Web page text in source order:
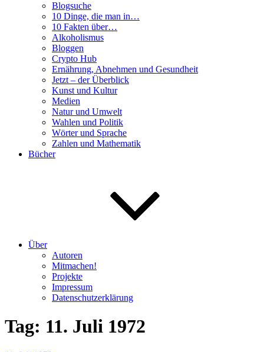
Blogsuche
10 Dinge, die man in…
10 Fakten über…
Alkoholismus
Bloggen
Crypto Hub
Ernährung, Abnehmen und Gesundheit
Jetzt – der Überblick
Kunst und Kultur
Medien
Natur und Umwelt
Wahlen und Politik
Wörter und Sprache
Zahlen und Mathematik
Bücher
Über
Autoren
Mitmachen!
Projekte
Impressum
Datenschutzerklärung
Tag: 11. Juli 1972